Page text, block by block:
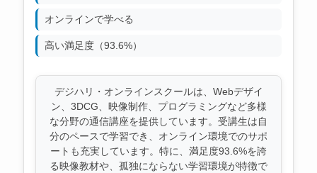
オンラインで学べる
高い満足度（93.6%）
デジハリ・オンラインスクールは、Webデザイ
ン、3DCG、映像制作、プログラミングなど多様
な分野の通信講座を提供しています。受講生は自
分のペースで学習でき、オンライン環境でのサポ
ートも充実しています。特に、満足度93.6%を誇
る映像教材や、孤独にならない学習環境が特徴で